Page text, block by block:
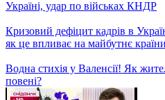
Перемога фільму "Медовий
"Молодість"! Та неочікуване